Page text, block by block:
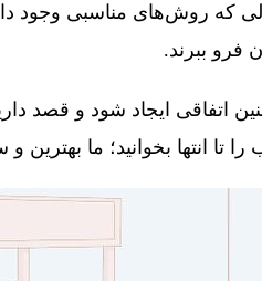
که روش‌های مناسبی وجود
فرو ببرند.
اتفاقی ایجاد شود و قصد
تا انتها بخوانید؛ ما